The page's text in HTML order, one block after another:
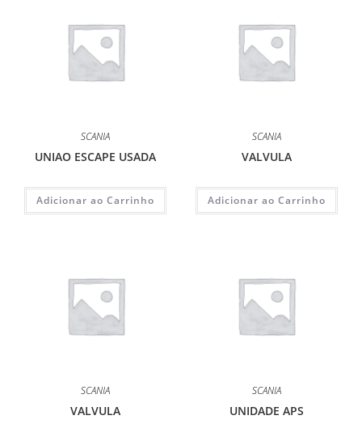
SCANIA
UNIAO ESCAPE USADA
Adicionar ao Carrinho
SCANIA
VALVULA
Adicionar ao Carrinho
SCANIA
VALVULA
SCANIA
UNIDADE APS